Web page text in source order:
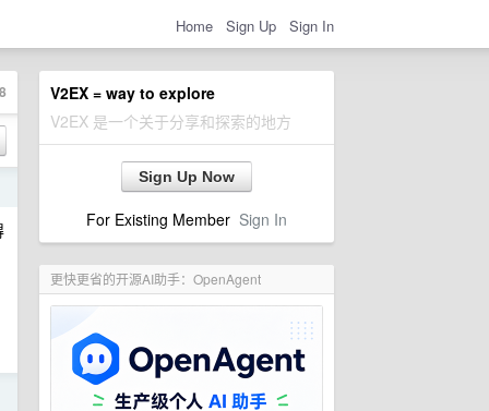
Home Sign Up Sign In
V2EX = way to explore
V2EX 是一个关于分享和探索的地方
Sign Up Now
For Existing Member Sign In
更快更省的开源AI助手：OpenAgent